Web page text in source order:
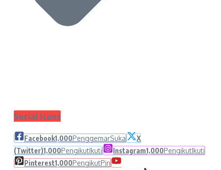
Social Icons
Facebook1,000PenggemarSuka
X
(Twitter)1,000PengikutIkuti Instagram1,000PengikutIkuti
Pinterest1,000PengikutPin